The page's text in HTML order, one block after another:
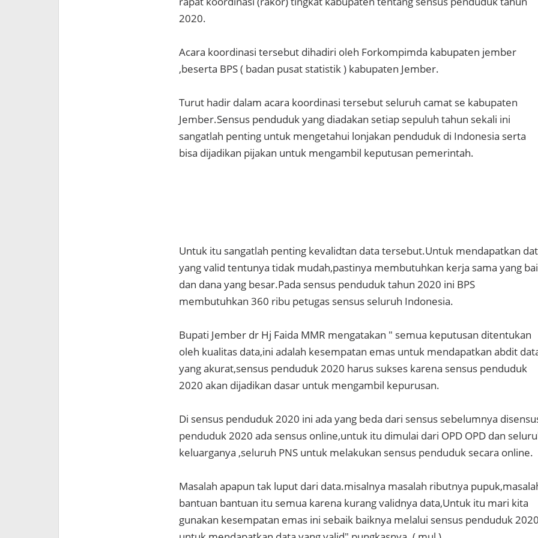
2020.
Acara koordinasi tersebut dihadiri oleh Forkompimda kabupaten jember
,beserta BPS ( badan pusat statistik ) kabupaten Jember.
Turut hadir dalam acara koordinasi tersebut seluruh camat se kabupaten
Jember.Sensus penduduk yang diadakan setiap sepuluh tahun sekali ini
sangatlah penting untuk mengetahui lonjakan penduduk di Indonesia serta
bisa dijadikan pijakan untuk mengambil keputusan pemerintah.
Untuk itu sangatlah penting kevalidtan data tersebut.Untuk mendapatkan
yang valid tentunya tidak mudah,pastinya membutuhkan kerja sama yang
dan dana yang besar.Pada sensus penduduk tahun 2020 ini BPS
membutuhkan 360 ribu petugas sensus seluruh Indonesia.
Bupati Jember dr Hj Faida MMR mengatakan " semua keputusan ditentukan
oleh kualitas data,ini adalah kesempatan emas untuk mendapatkan abdit
yang akurat,sensus penduduk 2020 harus sukses karena sensus penduduk
2020 akan dijadikan dasar untuk mengambil kepurusan.
Di sensus penduduk 2020 ini ada yang beda dari sensus sebelumnya
penduduk 2020 ada sensus online,untuk itu dimulai dari OPD OPD dan
keluarganya ,seluruh PNS untuk melakukan sensus penduduk secara online.
Masalah apapun tak luput dari data.misalnya masalah ributnya
bantuan bantuan itu semua karena kurang validnya data,Untuk itu mari kita
gunakan kesempatan emas ini sebaik baiknya melalui sensus penduduk 2020